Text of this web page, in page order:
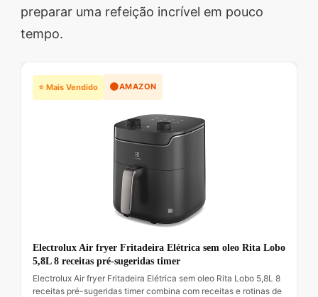
preparar uma refeição incrível em pouco
tempo.
⭐ Mais Vendido 🟠AMAZON
Electrolux Air fryer Fritadeira Elétrica sem oleo Rita Lobo
5,8L 8 receitas pré-sugeridas timer
Electrolux Air fryer Fritadeira Elétrica sem oleo Rita Lobo 5,8L 8
receitas pré-sugeridas timer combina com receitas e rotinas de